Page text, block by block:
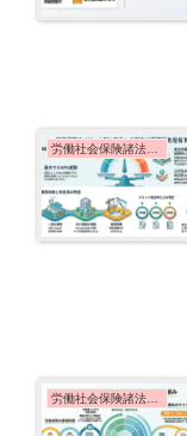
労働社会保険諸法令の基礎知識
労働社会保険諸法令の基礎知識